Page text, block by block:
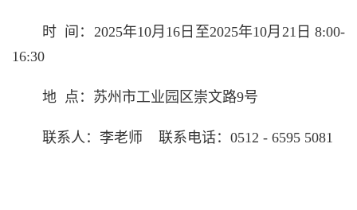
时 间： 2025年10月 16 日至2025年10月 21 日8:00-
16:30
地 点：苏州市工业园区崇文路9号
联系人：李老师 联系电话： 0512 - 6595 5081